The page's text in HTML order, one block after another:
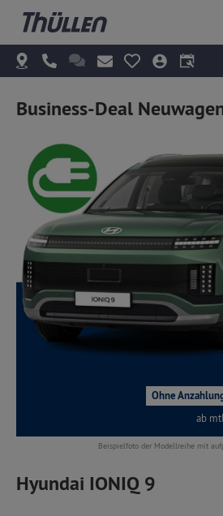
Business-Deal
ab
Ohne
Beispielfoto der Modellreihe mit
Hyundai IONIQ 9